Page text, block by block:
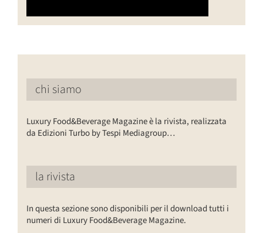
chi siamo
Luxury Food&Beverage Magazine è la rivista, realizzata
da Edizioni Turbo by Tespi Mediagroup…
la rivista
In questa sezione sono disponibili per il download tutti i
numeri di Luxury Food&Beverage Magazine.